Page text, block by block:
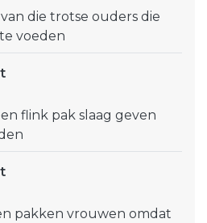
die trotse ouders die
voeden
flink pak slaag geven
pakken vrouwen omdat